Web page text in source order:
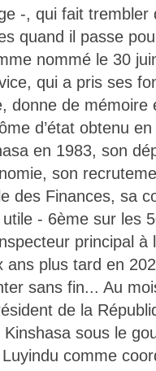
-, qui fait
quand il passe
nommé le 30
qui a pris ses
donne de mémoire
d’état obtenu
en 1983, son
son
des Finances, sa
utile - 6ème sur les
principal à
ans plus tard en
sans fin... Au
de la
sous le
comme